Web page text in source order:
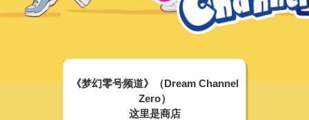
《梦幻零号频道》（Dream Channel
Zero）
这里是商店